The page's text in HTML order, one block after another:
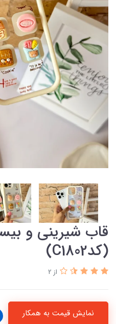
قاب شیرینی و
(کدC1802)
از 2
نمایش قیمت به همکار